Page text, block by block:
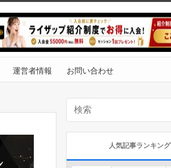
運営者情報 お問い合わせ
人気記事ランキング